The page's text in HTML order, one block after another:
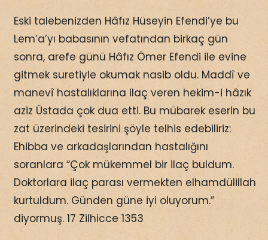
Eski talebenizden Hâfız Hüseyin Efendi’ye bu
Lem’a’yı babasının vefatından birkaç gün
sonra, arefe günü Hâfız Ömer Efendi ile evine
gitmek suretiyle okumak nasib oldu. Maddî ve
manevî hastalıklarına ilaç veren hekim-i hâzık
aziz Üstada çok dua etti. Bu mübarek eserin bu
zat üzerindeki tesirini şöyle telhis edebiliriz:
Ehibba ve arkadaşlarından hastalığını
soranlara “Çok mükemmel bir ilaç buldum.
Doktorlara ilaç parası vermekten elhamdülillah
kurtuldum. Günden güne iyi oluyorum.”
diyormuş. 17 Zilhicce 1353